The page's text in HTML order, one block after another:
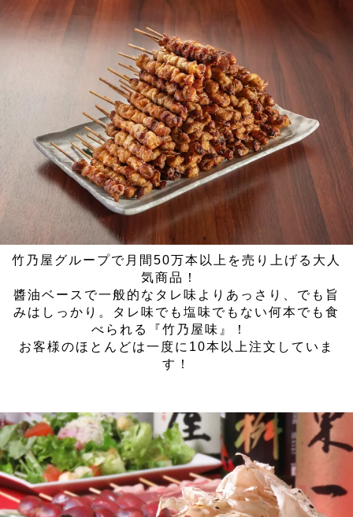
竹乃屋グループで月間50万本以上を売り上げる大人
気商品！
醬油ベースで一般的なタレ味よりあっさり、でも旨
みはしっかり。タレ味でも塩味でもない何本でも食
べられる『竹乃屋味』！
お客様のほとんどは一度に10本以上注文していま
す！